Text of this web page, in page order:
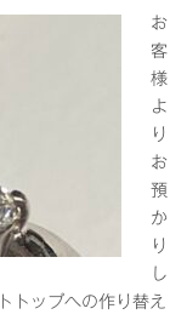
お
客
様
よ
り
お
預
か
り
し
ップへの作り替え